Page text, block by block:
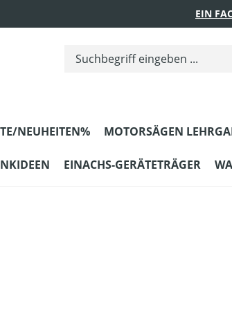
EIN
NEUHEITEN% MOTORSÄGEN
EINACHS-GERÄTETRÄGER